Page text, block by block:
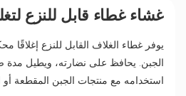
غشاء غطاء قابل للنزع
يوفر غطاء الغلاف القابل للنزع إغلاقًا
الجبن. يحافظ على نضارته، ويطيل مدة
استخدامه مع منتجات الجبن المقطعة أو